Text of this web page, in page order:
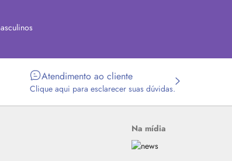
Atendimento ao cliente
Clique aqui para esclarecer suas dúvidas.
Na mídia